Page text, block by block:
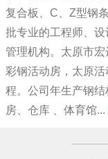
复合板、C、Z型钢
批专业的工程师、
管理机构。太原市
彩钢活动房，太原
程。公司年生产钢
房、仓库 、体育馆...